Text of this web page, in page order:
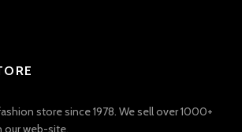
store since 1978. We sell over 1000+
our web-site.